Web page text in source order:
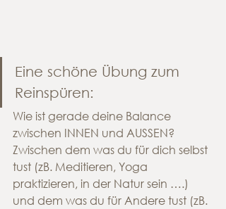
Eine schöne Übung zum
Reinspüren:
Wie ist gerade deine Balance
zwischen INNEN und AUSSEN?
Zwischen dem was du für dich selbst
tust (zB. Meditieren, Yoga
praktizieren, in der Natur sein ….)
und dem was du für Andere tust (zB.